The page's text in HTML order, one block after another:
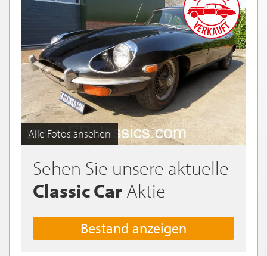
Alle Fotos ansehen
Sehen Sie unsere aktuelle
Classic Car Aktie
Bestand anzeigen